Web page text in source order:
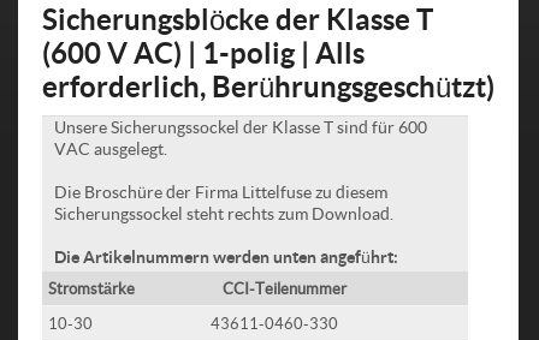
Sicherungsblöcke der Klasse T
(600 V AC) | 1-polig | Alls
erforderlich, Berührungsgeschützt)
Unsere Sicherungssockel der Klasse T sind für 600
VAC ausgelegt.
Die Broschüre der Firma Littelfuse zu diesem
Sicherungssockel steht rechts zum Download.
Die Artikelnummern werden unten angeführt:
Stromstärke
CCI-Teilenummer
10-30
43611-0460-330